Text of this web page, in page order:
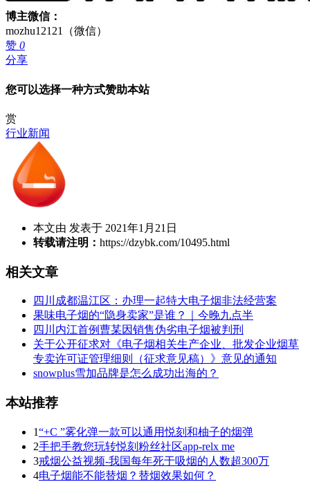
博主微信：
mozhu12121（微信）
赞 0
分享
您可以选择一种方式赞助本站
赏
行业新闻
本文由 发表于 2021年1月21日
转载请注明： https://dzybk.com/10495.html
相关文章
四川成都温江区：办理一起特大电子烟非法经营案
果味电子烟的“隐身卖家”是谁？｜今晚九点半
四川内江首例曹某因销售伪劣电子烟被判刑
关于公开征求对《电子烟相关生产企业、批发企业烟草
专卖许可证管理细则（征求意见稿）》意见的通知
snowplus雪加品牌是怎么成功出海的？
本站推荐
1“+C ”雾化弹一款可以通用悦刻和柚子的烟弹
2手把手教您玩转悦刻粉丝社区app-relx me
3戒烟公益视频-我国每年死于吸烟的人数超300万
4电子烟能不能替烟？替烟效果如何？